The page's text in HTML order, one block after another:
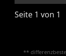
Seite 1 von 1
**